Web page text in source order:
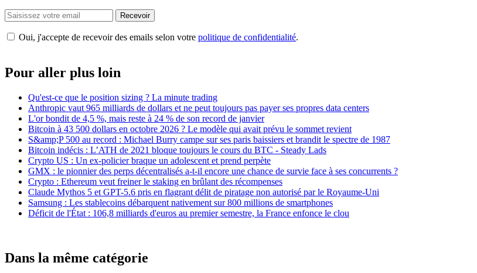
Recevoir
Oui, j'accepte de recevoir des emails selon votre politique de confidentialité.
Pour aller plus loin
Qu'est-ce que le position sizing ? La minute trading
Anthropic vaut 965 milliards de dollars et ne peut toujours pas payer ses propres data centers
L'or bondit de 4,5 %, mais reste à 24 % de son record de janvier
Bitcoin à 43 500 dollars en octobre 2026 ? Le modèle qui avait prévu le sommet revient
S&amp;P 500 au record : Michael Burry campe sur ses paris baissiers et brandit le spectre de 1987
Bitcoin indécis : L’ATH de 2021 bloque toujours le cours du BTC - Steady Lads
Crypto US : Un ex-policier braque un adolescent et prend perpète
GMX : le pionnier des perps décentralisés a-t-il encore une chance de survie face à ses concurrents ?
Crypto : Ethereum veut freiner le staking en brûlant des récompenses
Claude Mythos 5 et GPT-5.6 pris en flagrant délit de piratage non autorisé par le Royaume-Uni
Samsung : Les stablecoins débarquent nativement sur 800 millions de smartphones
Déficit de l'État : 106,8 milliards d'euros au premier semestre, la France enfonce le clou
Dans la même catégorie